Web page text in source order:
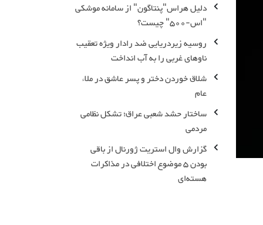
دلیل هراس"پنتاگون" از سامانه موشکی
"اس-500" چیست؟
روسیه زیردریایی ضد رادار ویژه تعقیب
ناوهای غربی را به آب انداخت
شلاق خوردن دختر و پسر عاشق در ملاء
عام
ساختار حشد شعبی عراق؛ تشکل نظامی
مردمی
گزارش وال استریت ژورنال از باقی
بودن ۵ موضوع اختلافی در مذاکرات
هسته‌ای